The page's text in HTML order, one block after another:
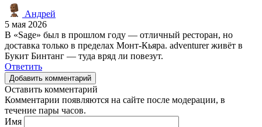
Андрей
5 мая 2026
В «Sage» был в прошлом году — отличный ресторан, но
доставка только в пределах Монт-Кьяра. adventurer живёт в
Букит Бинтанг — туда вряд ли повезут.
Ответить
Добавить комментарий
Оставить комментарий
Комментарии появляются на сайте после модерации, в
течение пары часов.
Имя